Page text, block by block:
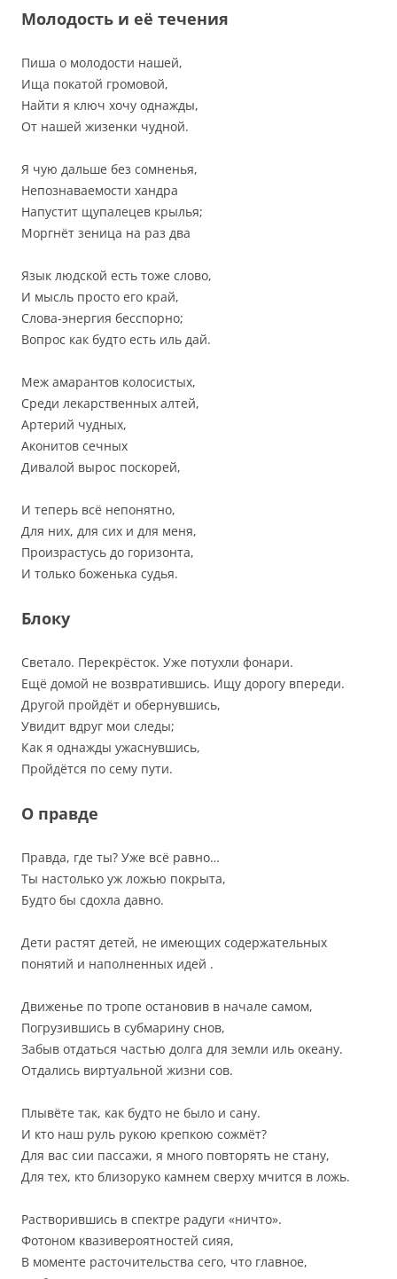
Молодость и её течения
Пиша о молодости нашей,
Ища покатой громовой,
Найти я ключ хочу однажды,
От нашей жизенки чудной.
Я чую дальше без сомненья,
Непознаваемости хандра
Напустит щупалецев крылья;
Моргнёт зеница на раз два
Язык людской есть тоже слово,
И мысль просто его край,
Слова-энергия бесспорно;
Вопрос как будто есть иль дай.
Меж амарантов колосистых,
Среди лекарственных алтей,
Артерий чудных,
Аконитов сечных
Дивалой вырос поскорей,
И теперь всё непонятно,
Для них, для сих и для меня,
Произрастусь до горизонта,
И только боженька судья.
Блоку
Светало. Перекрёсток. Уже потухли фонари.
Ещё домой не возвратившись. Ищу дорогу впереди.
Другой пройдёт и обернувшись,
Увидит вдруг мои следы;
Как я однажды ужаснувшись,
Пройдётся по сему пути.
О правде
Правда, где ты? Уже всё равно…
Ты настолько уж ложью покрыта,
Будто бы сдохла давно.
Дети растят детей, не имеющих содержательных
понятий и наполненных идей .
Движенье по тропе остановив в начале самом,
Погрузившись в субмарину снов,
Забыв отдаться частью долга для земли иль океану.
Отдались виртуальной жизни сов.
Плывёте так, как будто не было и сану.
И кто наш руль рукою крепкою сожмёт?
Для вас сии пассажи, я много повторять не стану,
Для тех, кто близоруко камнем сверху мчится в ложь.
Растворившись в спектре радуги «ничто».
Фотоном квазивероятностей сияя,
В моменте расточительства сего, что главное,